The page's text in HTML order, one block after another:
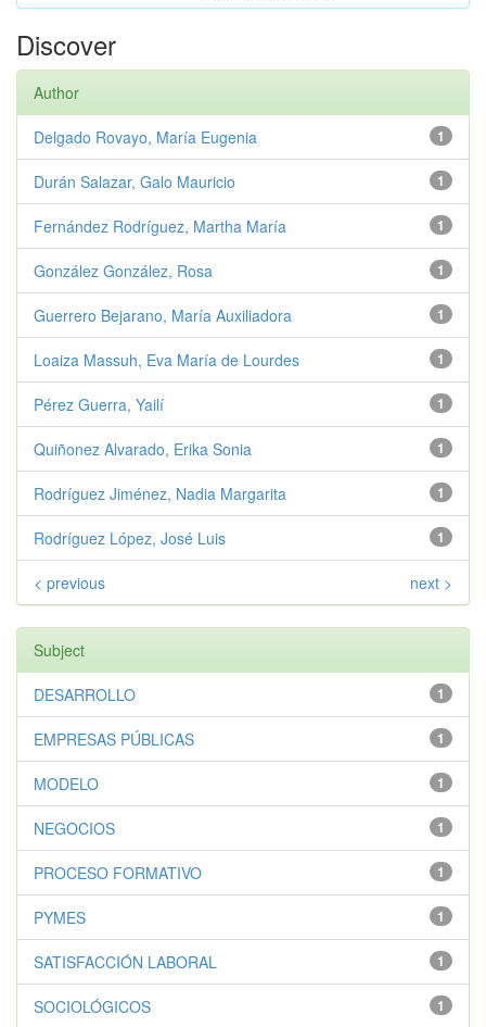
Discover
Author
1
Delgado Rovayo, María Eugenia
1
Durán Salazar, Galo Mauricio
1
Fernández Rodríguez, Martha María
1
González González, Rosa
1
Guerrero Bejarano, María Auxiliadora
1
Loaiza Massuh, Eva María de Lourdes
1
Pérez Guerra, Yailí
1
Quiñonez Alvarado, Erika Sonia
1
Rodríguez Jiménez, Nadia Margarita
1
Rodríguez López, José Luis
< previous next >
Subject
1
DESARROLLO
1
EMPRESAS PÚBLICAS
1
MODELO
1
NEGOCIOS
1
PROCESO FORMATIVO
1
PYMES
1
SATISFACCIÓN LABORAL
1
SOCIOLÓGICOS